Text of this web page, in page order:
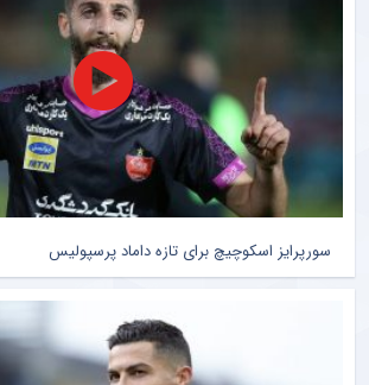
سورپرایز اسکوچیچ برای تازه داماد پرسپولیس